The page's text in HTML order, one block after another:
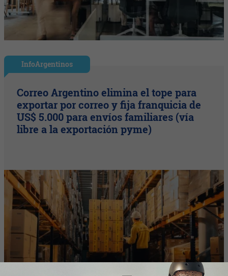
InfoArgentinos
Correo Argentino elimina el tope para
exportar por correo y fija franquicia de
US$ 5.000 para envíos familiares (vía
libre a la exportación pyme)